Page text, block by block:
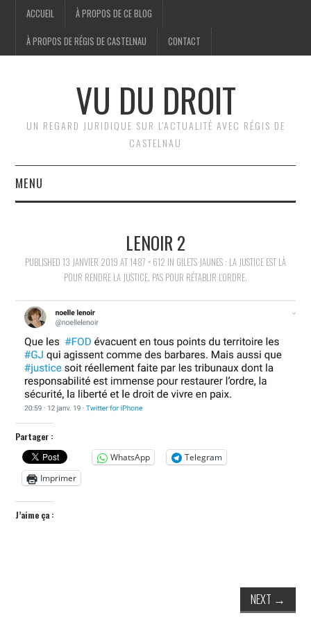
ACCUEIL À PROPOS DE CE BLOG
À PROPOS DE RÉGIS DE CASTELNAU CONTACT
VU DU DROIT
UN REGARD JURIDIQUE SUR L'ACTUALITÉ AVEC RÉGIS DE
CASTELNAU
MENU
POLITIQUE
HISTOIRE
CULTURE
SPORT
LENOIR 2
PUBLISHED 13 JANVIER 2019 AT1487 × 612 IN GILETS JAUNES : LA JUSTICE EST LÀ
POUR RENDRE LA JUSTICE. PAS POUR RÉTABLIR L’ORDRE.
Partager :
WhatsApp
Telegram
Imprimer
J’aime ça :
NEXT →